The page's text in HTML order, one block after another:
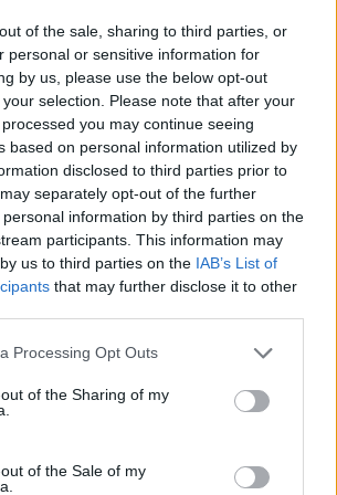
of the sale, sharing to third parties, or
personal or sensitive information for
by us, please use the below opt-out
selection. Please note that after your
you may continue seeing
based on personal information utilized by
disclosed to third parties prior to
separately opt-out of the further
information by third parties on the
participants. This information may
us to third parties on the IAB’s List of
that may further disclose it to other
website/app uses one or more Google
visit or usage behaviour. You may click to
to Google and its third-party tags to
specified purposes in below Google
Processing Opt Outs
of the Sharing of my
of the Sale of my
2026
Philadelphia 76ers: la
con LeBron James
tornare a giocare con LeBron James,
76ers. Scopriamo le ultime